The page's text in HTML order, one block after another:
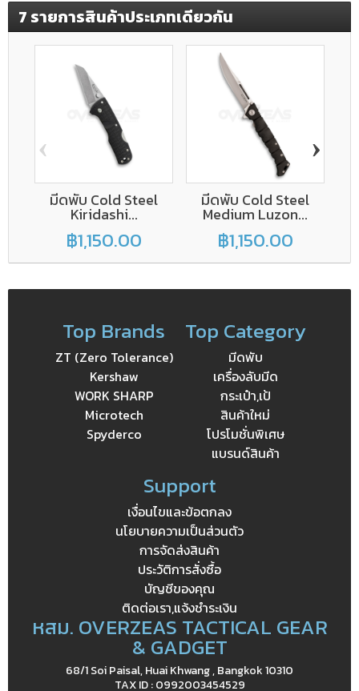
7 รายการสินค้าประเภทเดียวกัน
มีดพับ Cold Steel
Kiridashi...
฿1,150.00
มีดพับ Cold Steel
Medium Luzon...
฿1,150.00
‹ ›
Top Brands
ZT (Zero Tolerance)
Kershaw
WORK SHARP
Microtech
Spyderco
Top Category
มีดพับ
เครื่องลับมีด
กระเป๋า,เป้
สินค้าใหม่
โปรโมชั่นพิเศษ
แบรนด์สินค้า
Support
เงื่อนไขและข้อตกลง
นโยบายความเป็นส่วนตัว
การจัดส่งสินค้า
ประวัติการสั่งซื้อ
บัญชีของคุณ
ติดต่อเรา,แจ้งชำระเงิน
หสม. OVERZEAS TACTICAL GEAR
& GADGET
68/1 Soi Paisal, Huai Khwang , Bangkok 10310
TAX ID : 0992003454529